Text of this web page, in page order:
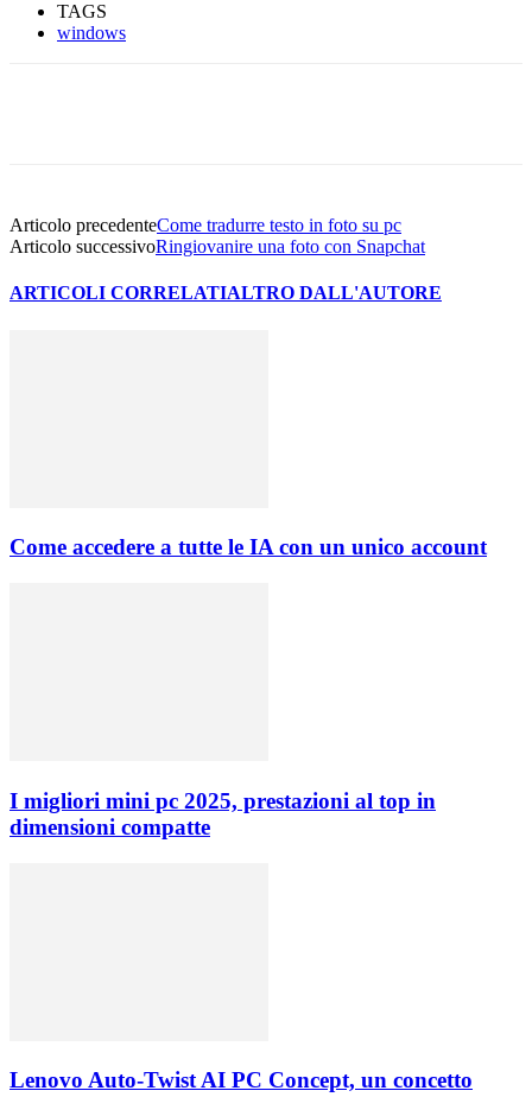
TAGS
windows
Articolo precedenteCome tradurre testo in foto su pc
Articolo successivoRingiovanire una foto con Snapchat
ARTICOLI CORRELATIALTRO DALL'AUTORE
Come accedere a tutte le IA con un unico account
I migliori mini pc 2025, prestazioni al top in
dimensioni compatte
Lenovo Auto-Twist AI PC Concept, un concetto